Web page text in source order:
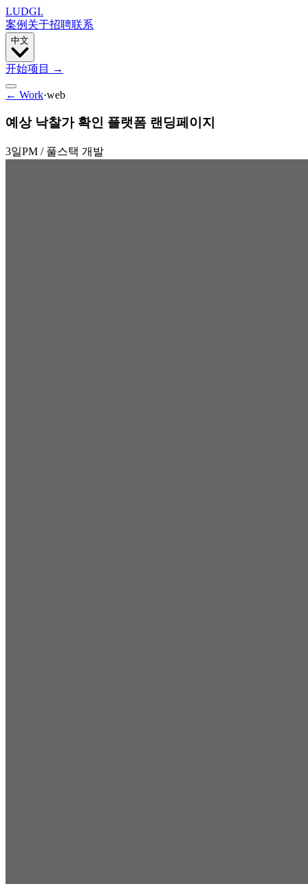
LUDGI.
案例 关于招聘联系
中文
开始项目 →
← Work·web
예상 낙찰가 확인 플랫폼 랜딩페이지
3일PM / 풀스택 개발